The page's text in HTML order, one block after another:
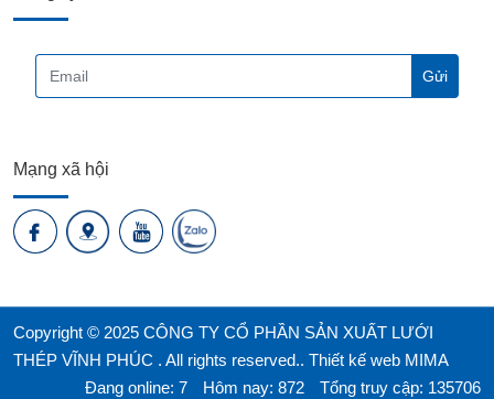
Mạng xã hội
Copyright © 2025 CÔNG TY CỔ PHẦN SẢN XUẤT LƯỚI
THÉP VĨNH PHÚC . All rights reserved.. Thiết kế web MIMA
Đang online: 7
Hôm nay: 872 Tổng truy cập: 135706